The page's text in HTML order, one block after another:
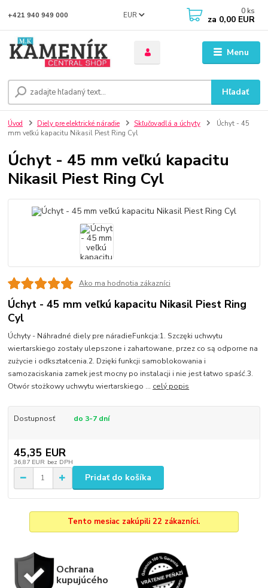
Menu
EUR
Hľadať
+421 940 949 000 0 ks
za 0,00 EUR
Úvod Diely pre elektrické náradie Skľučovadlá a úchyty
Úchyt - 45
mm veľkú kapacitu Nikasil Piest Ring Cyl
Úchyt - 45 mm veľkú kapacitu
Nikasil Piest Ring Cyl
Ako ma hodnotia zákazníci
Úchyt - 45 mm veľkú kapacitu Nikasil Piest Ring
Cyl
Úchyty - Náhradné diely pre náradieFunkcja:1. Szczęki uchwytu
wiertarskiego zostały ulepszone i zahartowane, przez co są odporne na
zużycie i odkształcenia.2. Dzięki funkcji samoblokowania i
samozaciskania zamek jest mocny po instalacji i nie jest łatwo spaść.3.
Otwór stożkowy uchwytu wiertarskiego ... celý popis
Dostupnosť do 3-7 dní
45,35 EUR
36,87 EUR bez DPH
Pridať do košíka
Tento mesiac zakúpili 22 zákazníci.
Ochrana
kupujúcého